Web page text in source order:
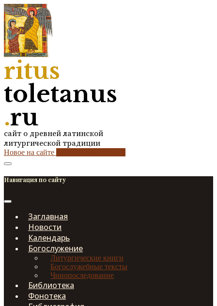
ritus
toletanus
.ru
сайт о древней латинской
литургической традиции
Новое на сайте
Навигация по сайту
Заглавная
Новости
Календарь
Богослужение
Литургические книги
Богослужебные тексты
Чинопоследование
Библиотека
Фонотека